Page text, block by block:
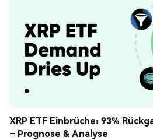
XRP ETF Einbrüche: 93%
– Prognose & Analyse